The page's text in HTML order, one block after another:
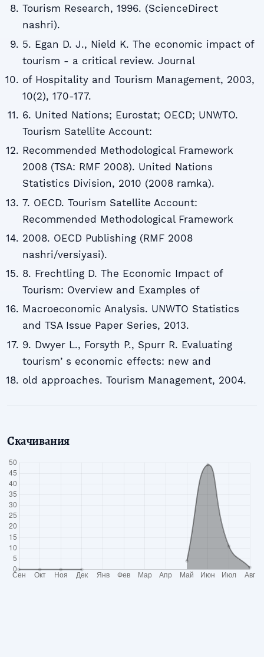
Tourism Research, 1996. (ScienceDirect
nashri).
5. Egan D. J., Nield K. The economic impact of
tourism - a critical review. Journal
of Hospitality and Tourism Management, 2003,
10(2), 170-177.
6. United Nations; Eurostat; OECD; UNWTO.
Tourism Satellite Account:
Recommended Methodological Framework
2008 (TSA: RMF 2008). United Nations
Statistics Division, 2010 (2008 ramka).
7. OECD. Tourism Satellite Account:
Recommended Methodological Framework
2008. OECD Publishing (RMF 2008
nashri/versiyasi).
8. Frechtling D. The Economic Impact of
Tourism: Overview and Examples of
Macroeconomic Analysis. UNWTO Statistics
and TSA Issue Paper Series, 2013.
9. Dwyer L., Forsyth P., Spurr R. Evaluating
tourismʼs economic effects: new and
old approaches. Tourism Management, 2004.
Скачивания